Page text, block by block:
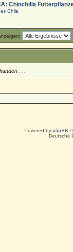
Chinchilla
Chile
. . .
Powered by phpBB
Deutsche